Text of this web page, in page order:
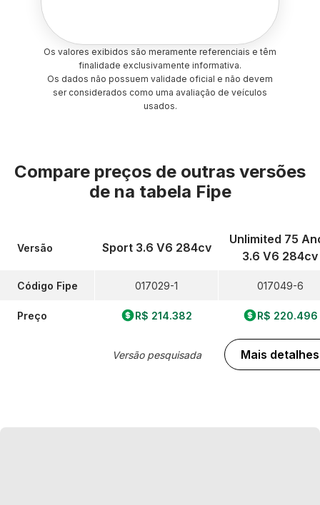
Os valores exibidos são meramente referenciais e têm
finalidade exclusivamente informativa.
Os dados não possuem validade oficial e não devem
ser considerados como uma avaliação de veículos
usados.
Compare preços de outras versões
de na tabela Fipe
Versão
Código Fipe
Preço
Sport 3.6 V6 284cv
017029-1
R$ 214.382
Versão pesquisada
Unlimited 75
3.6 V6 284cv
017049-6
R$ 220.496
Mais detalhes